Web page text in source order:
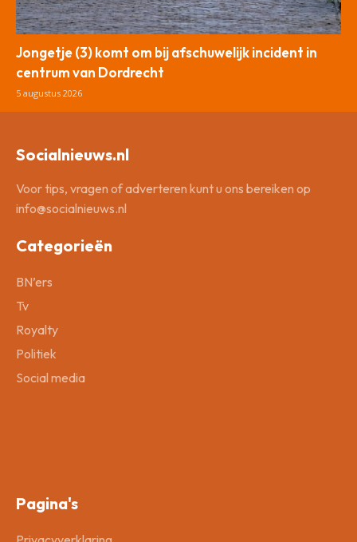
Jongetje (3) komt om bij afschuwelijk incident in
centrum van Dordrecht
5 augustus 2026
Socialnieuws.nl
Voor tips, vragen of adverteren kunt u ons bereiken op
info@socialnieuws.nl
Categorieën
BN’ers
Tv
Royalty
Politiek
Social media
Pagina's